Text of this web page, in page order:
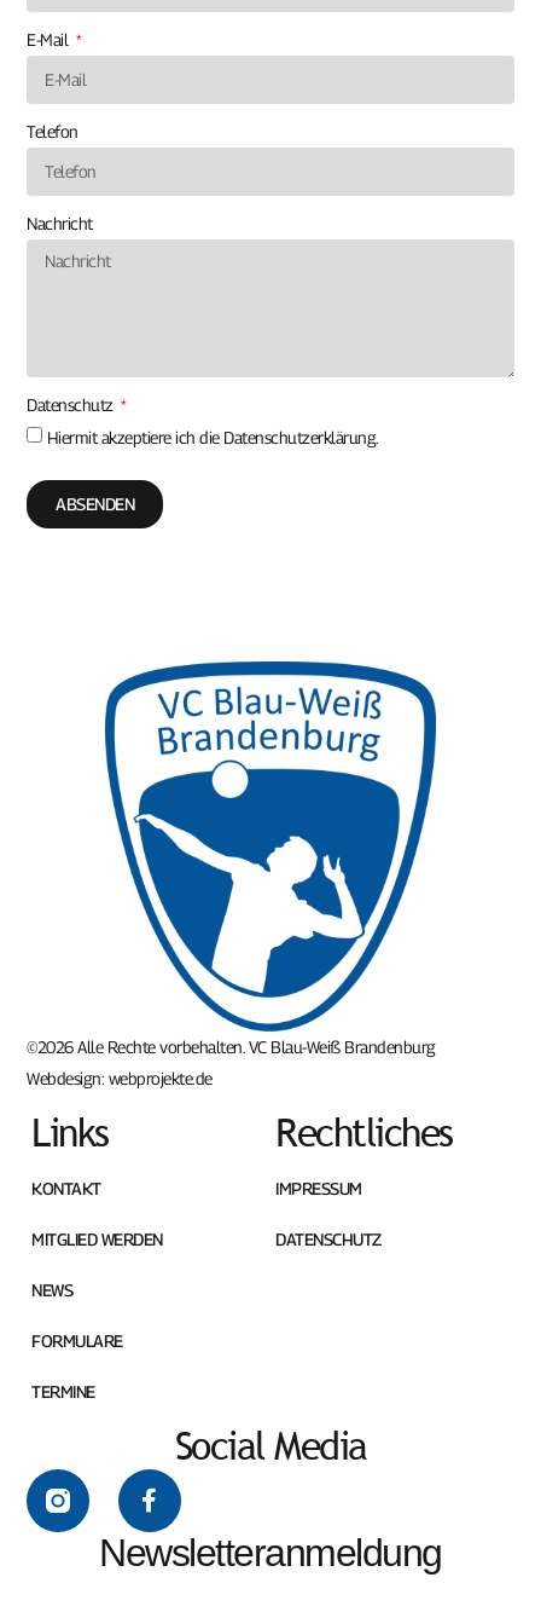
E-Mail
Telefon
Nachricht
Datenschutz
Hiermit akzeptiere ich die Datenschutzerklärung.
ABSENDEN
©2026 Alle Rechte vorbehalten. VC Blau-Weiß Brandenburg
Webdesign: webprojekte.de
Links
KONTAKT
MITGLIED WERDEN
NEWS
FORMULARE
TERMINE
Rechtliches
IMPRESSUM
DATENSCHUTZ
Social Media
Newsletteranmeldung